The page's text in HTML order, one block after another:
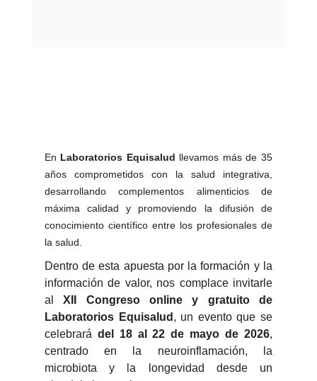
En Laboratorios Equisalud llevamos más de 35
años comprometidos con la salud integrativa,
desarrollando complementos alimenticios de
máxima calidad y promoviendo la difusión de
conocimiento científico entre los profesionales de
la salud.
Dentro de esta apuesta por la formación y la
información de valor, nos complace invitarle
alXII Congreso online y gratuito de
Laboratorios Equisalud , un evento que se
celebrará del 18 al 22 de mayo de 2026,
centrado en la neuroinflamación, la
microbiota y la longevidad desde un